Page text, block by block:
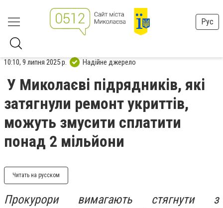
Рус
10:10, 9 липня 2025 р. Надійне джерело
У Миколаєві підрядників, які
затягнули ремонт укриттів,
можуть змусити сплатити
понад 2 мільйони
Читать на русском
Прокурори вимагають стягнути з